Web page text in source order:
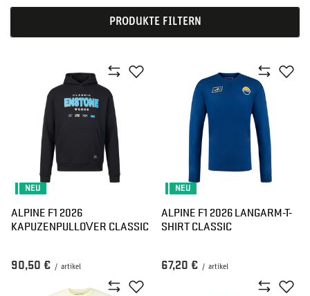
PRODUKTE FILTERN
NEU
ALPINE F1 2026
KAPUZENPULLOVER CLASSIC
90,50 € / artikel
NEU
ALPINE F1 2026 LANGARM-T-
SHIRT CLASSIC
67,20 € / artikel